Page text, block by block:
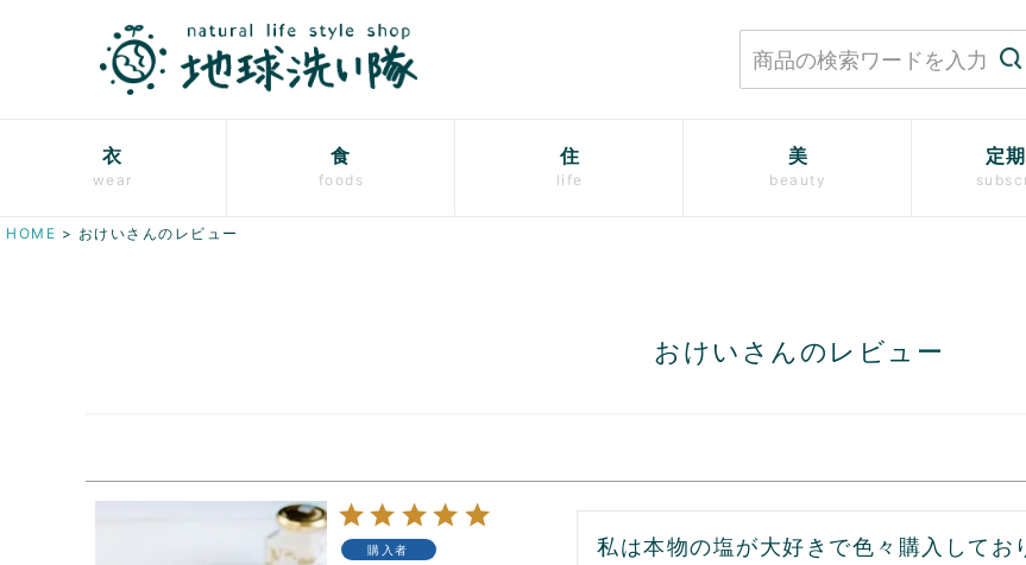
衣
wear
食
foods
住
life
美
beauty
定
HOME おけいさんのレビュー
おけいさんのレビュー
購入者
私は本物の塩が大好きで色々購入してお